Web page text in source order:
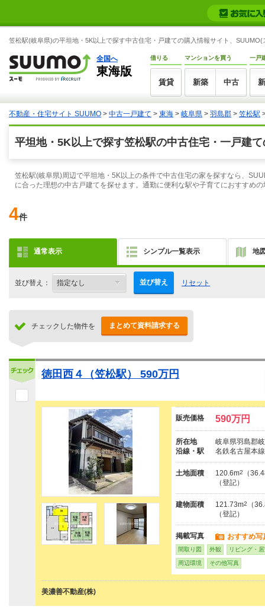
笠松駅(岐阜県)の平坦地・5K以上で探す中古住宅・戸建ての購入情報サイト、
全国へ
東海版
借りる
賃貸
マンションを買う
新築 中古
一戸
不動産・住宅サイト SUUMO > 中古一戸建て > 東海 > 岐阜県 > 羽島郡 > 笠松駅
平坦地・5K以上で探す笠松駅の中古住宅・一戸建
笠松駅(岐阜県)周辺で平坦地・5K以上の条件で中古住宅の家を探すなら、
に合った理想の中古戸建てを探せます。通勤に便利な駅や子育てにおすすめ
4件
通常表示 シンプル一覧表示 地
並び替え： 並び替え リセット
チェックした物件を まとめて資料請求する
徳田西４（笠松駅） 590万円
販売価格 590万円
所在地
岐阜県羽島郡
沿線・駅
名鉄名古屋本
土地面積 120.6m2
（
（登記）
建物面積 121.73m2
（
（登記）
掲載写真 おすすめ写
間取り図 外観 リビング・
周辺環境 その他写真
美濃善不動産(株)